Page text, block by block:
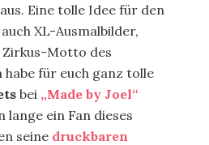
Eine tolle Idee für den
XL-Ausmalbilder,
Zirkus-Motto des
für euch ganz tolle
bei „Made by Joel“
lange ein Fan dieses
seine druckbaren